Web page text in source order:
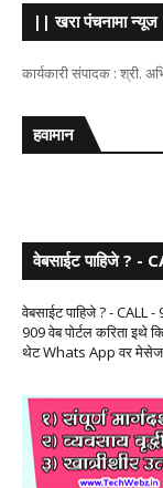
|| खरा पंचनामा
कार्यकारी संपादक : श्री.
हवामान
वेबसाईट पाहिजे ? -
वेबसाईट पाहिजे ? - CALL
909 वेब पोर्टल करिता इथे
थेट Whats App वर मेसेज